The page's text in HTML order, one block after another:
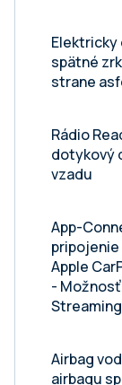
Elektricky
spätné
strane
Rádio
dotykový
vzadu
App-
Apple
-
Airbag
airbagu